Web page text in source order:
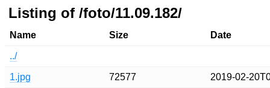
Listing of /foto/11.09.182/
Name Size Date
../
1.jpg 72577 2019-02-